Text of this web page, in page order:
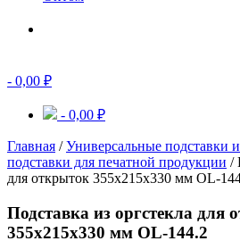
- 0,00 ₽
- 0,00 ₽
Главная /Универсальные подставки
подставки для печатной продукции /
для открыток 355х215х330 мм OL-
Подставка из оргстекла для
355х215х330 мм OL-144.2